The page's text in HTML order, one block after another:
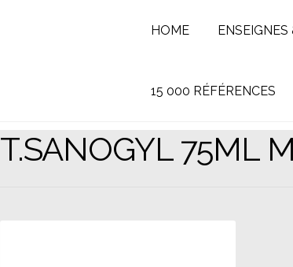
HOME
15 000 RÉFÉRENCES
T.SANOGYL 75ML M